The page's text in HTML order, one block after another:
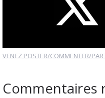
VENEZ POSTER/COMMENTER/
Commentaires